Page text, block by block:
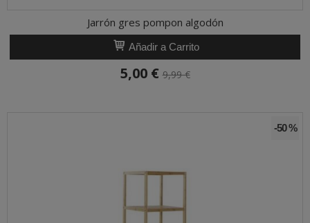
Jarrón gres pompon algodón
Añadir a Carrito
5,00 €9,99 €
-50 %